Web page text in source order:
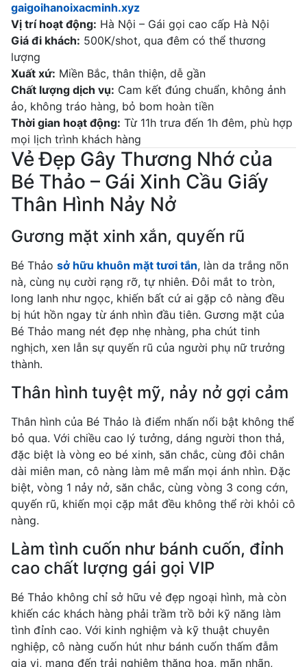
gaigoihanoixacminh.xyz
Vị trí hoạt động: Hà Nội – Gái gọi cao cấp Hà Nội
Giá đi khách: 500K/shot, qua đêm có thể thương
lượng
Xuất xứ: Miền Bắc, thân thiện, dễ gần
Chất lượng dịch vụ: Cam kết đúng chuẩn, không ảnh
ảo, không tráo hàng, bỏ bom hoàn tiền
Thời gian hoạt động: Từ 11h trưa đến 1h đêm, phù hợp
mọi lịch trình khách hàng
Vẻ Đẹp Gây Thương Nhớ của
Bé Thảo – Gái Xinh Cầu Giấy
Thân Hình Nảy Nở
Gương mặt xinh xắn, quyến rũ
Bé Thảo sở hữu khuôn mặt tươi tắn, làn da trắng nõn
nà, cùng nụ cười rạng rỡ, tự nhiên. Đôi mắt to tròn,
long lanh như ngọc, khiến bất cứ ai gặp cô nàng đều
bị hút hồn ngay từ ánh nhìn đầu tiên. Gương mặt của
Bé Thảo mang nét đẹp nhẹ nhàng, pha chút tinh
nghịch, xen lẫn sự quyến rũ của người phụ nữ trưởng
thành.
Thân hình tuyệt mỹ, nảy nở gợi cảm
Thân hình của Bé Thảo là điểm nhấn nổi bật không thể
bỏ qua. Với chiều cao lý tưởng, dáng người thon thả,
đặc biệt là vòng eo bé xinh, săn chắc, cùng đôi chân
dài miên man, cô nàng làm mê mẩn mọi ánh nhìn. Đặc
biệt, vòng 1 nảy nở, săn chắc, cùng vòng 3 cong cớn,
quyến rũ, khiến mọi cặp mắt đều không thể rời khỏi cô
nàng.
Làm tình cuốn như bánh cuốn, đỉnh
cao chất lượng gái gọi VIP
Bé Thảo không chỉ sở hữu vẻ đẹp ngoại hình, mà còn
khiến các khách hàng phải trầm trồ bởi kỹ năng làm
tình đỉnh cao. Với kinh nghiệm và kỹ thuật chuyên
nghiệp, cô nàng cuốn hút như bánh cuốn thấm đẫm
gia vị, mang đến trải nghiệm thăng hoa, mãn nhãn,